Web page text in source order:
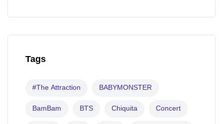
Tags
#The Attraction BABYMONSTER
BamBam BTS Chiquita Concert